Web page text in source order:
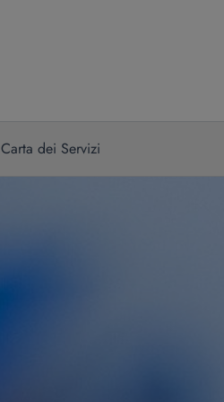
Carta dei Servizi